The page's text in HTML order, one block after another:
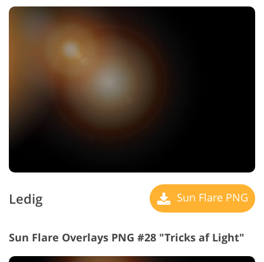
Ledig Sun Flare PNG
Sun Flare Overlays PNG #28 "Tricks af Light"